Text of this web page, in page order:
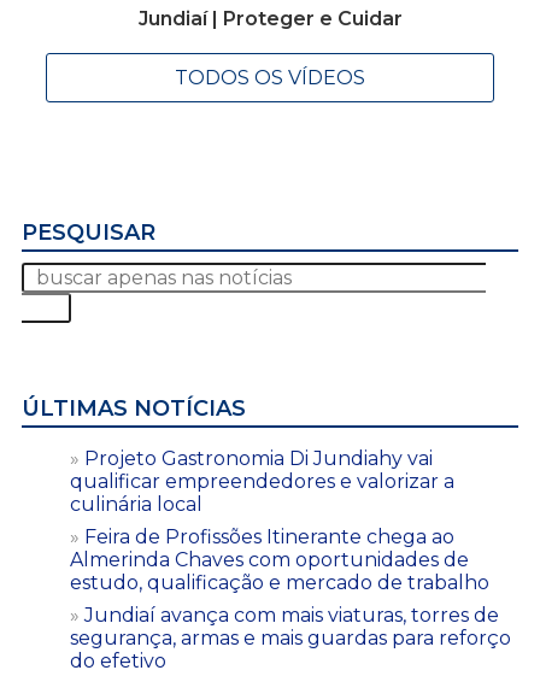
Jundiaí | Proteger e Cuidar
TODOS OS VÍDEOS
PESQUISAR
ÚLTIMAS NOTÍCIAS
Projeto Gastronomia Di Jundiahy vai
qualificar empreendedores e valorizar a
culinária local
Feira de Profissões Itinerante chega ao
Almerinda Chaves com oportunidades de
estudo, qualificação e mercado de trabalho
Jundiaí avança com mais viaturas, torres de
segurança, armas e mais guardas para reforço
do efetivo